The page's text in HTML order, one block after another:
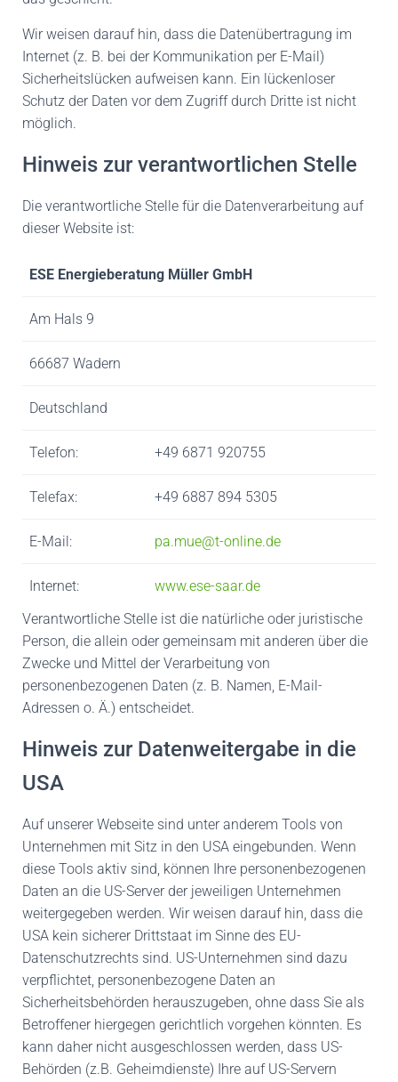
Wir weisen darauf hin, dass die Datenübertragung im
Internet (z. B. bei der Kommunikation per E-Mail)
Sicherheitslücken aufweisen kann. Ein lückenloser
Schutz der Daten vor dem Zugriff durch Dritte ist nicht
möglich.
Hinweis zur verantwortlichen Stelle
Die verantwortliche Stelle für die Datenverarbeitung auf
dieser Website ist:
ESE Energieberatung Müller GmbH
Am Hals 9
66687 Wadern
Deutschland
Telefon: +49 6871 920755
Telefax: +49 6887 894 5305
E-Mail: pa.mue@t-online.de
Internet:
www.ese-saar.de
Verantwortliche Stelle ist die natürliche oder juristische
Person, die allein oder gemeinsam mit anderen über die
Zwecke und Mittel der Verarbeitung von
personenbezogenen Daten (z. B. Namen, E-Mail-
Adressen o. Ä.) entscheidet.
Hinweis zur Datenweitergabe in die
USA
Auf unserer Webseite sind unter anderem Tools von
Unternehmen mit Sitz in den USA eingebunden. Wenn
diese Tools aktiv sind, können Ihre personenbezogenen
Daten an die US-Server der jeweiligen Unternehmen
weitergegeben werden. Wir weisen darauf hin, dass die
USA kein sicherer Drittstaat im Sinne des EU-
Datenschutzrechts sind. US-Unternehmen sind dazu
verpflichtet, personenbezogene Daten an
Sicherheitsbehörden herauszugeben, ohne dass Sie als
Betroffener hiergegen gerichtlich vorgehen könnten. Es
kann daher nicht ausgeschlossen werden, dass US-
Behörden (z.B. Geheimdienste) Ihre auf US-Servern